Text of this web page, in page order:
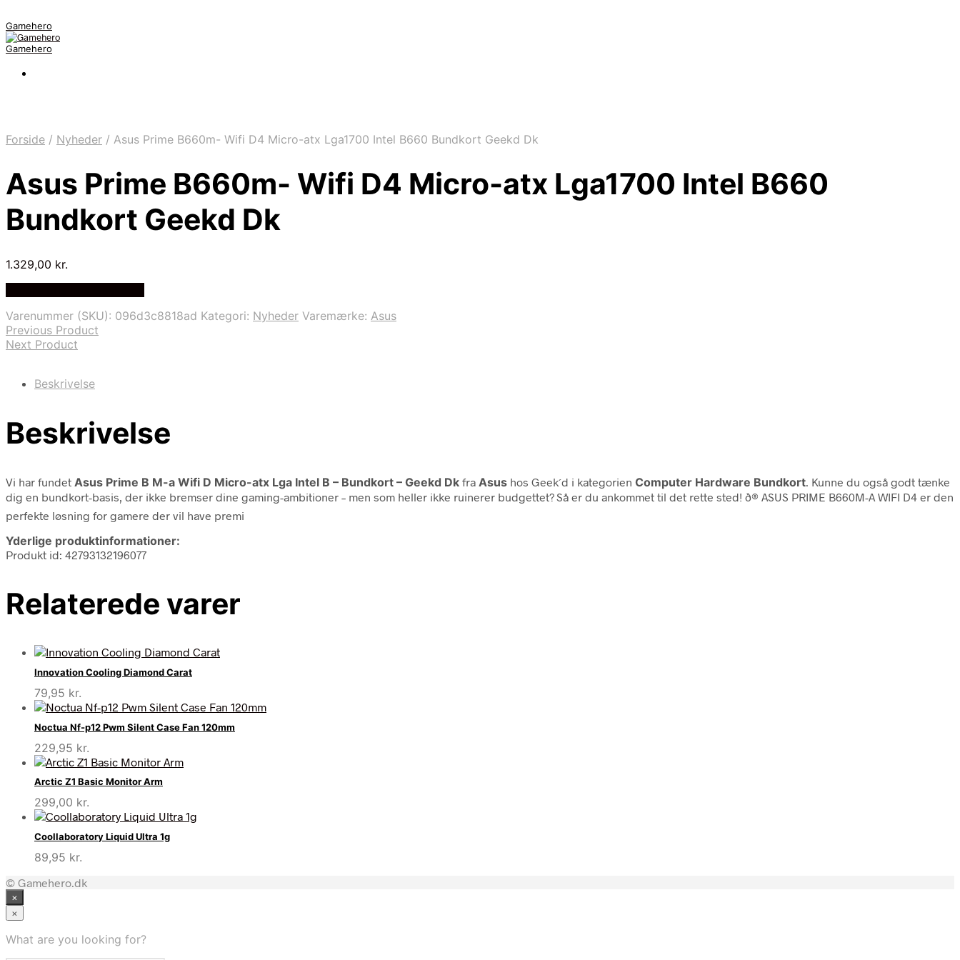
Gamehero
Gamehero
Forside / Nyheder / Asus Prime B660m- Wifi D4 Micro-atx Lga1700 Intel B660 Bundkort Geekd Dk
Asus Prime B660m- Wifi D4 Micro-atx Lga1700 Intel B660
Bundkort Geekd Dk
1.329,00 kr.
Varenummer (SKU): 096d3c8818ad Kategori: Nyheder Varemærke: Asus
Previous Product
Next Product
Beskrivelse
Beskrivelse
Vi har fundet Asus Prime B M-a Wifi D Micro-atx Lga Intel B – Bundkort – Geekd Dk fra Asus hos Geek´d i kategorien Computer Hardware Bundkort . Kunne du også godt tænke
dig en bundkort-basis, der ikke bremser dine gaming-ambitioner – men som heller ikke ruinerer budgettet? Så er du ankommet til det rette sted! ð® ASUS PRIME B660M-A WIFI D4 er den
perfekte løsning for gamere der vil have premi
Yderlige produktinformationer:
Produkt id: 42793132196077
Relaterede varer
Innovation Cooling Diamond Carat
79,95 kr.
Noctua Nf-p12 Pwm Silent Case Fan 120mm
229,95 kr.
Arctic Z1 Basic Monitor Arm
299,00 kr.
Coollaboratory Liquid Ultra 1g
89,95 kr.
© Gamehero.dk
×
×
What are you looking for?